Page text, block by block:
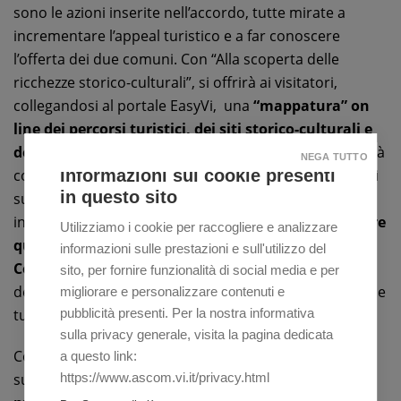
sono le azioni inserite nell’accordo, tutte mirate a
incrementare l’appeal turistico e a far conoscere
l’offerta dei due comuni. Con “Alla scoperta delle
ricchezze storico-culturali”, si offrirà ai visitatori,
collegandosi al portale EasyVi, una “mappatura” on
line dei percorsi turistici, dei siti storico-culturali e
dei monumenti
, ma anche in prospettiva, delle attività
commerciali, di ristorazione e dell’ospitalità disponibili
sul territorio. Un’altra azione prevista dal Protocollo si
intitola “I percorsi ciclo-pedonali” e intendevalorizzare
queste vie che corrono lungo il territorio dei due
Comuni, anche attraverso l’illustrazione della flora e
della fauna selvatiche presenti, per orientare cittadini e
turisti a scoprire le bellezze naturali.
Con il progetto “web”, ci si focalizzerà in particolare
sulla
comunicazione, sempre nel sito EasyVi, dei
Informazioni sui cookie presenti
in questo sito
Utilizziamo i cookie per raccogliere e analizzare
informazioni sulle prestazioni e sull'utilizzo del
sito, per fornire funzionalità di social media e per
migliorare e personalizzare contenuti e
pubblicità presenti. Per la nostra informativa
sulla privacy generale, visita la pagina dedicata
a questo link:
https://www.ascom.vi.it/privacy.html
NEGA TUTTO